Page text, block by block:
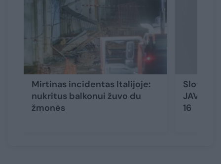
Mirtinas incidentas Italijoje:
nukritus balkonui žuvo du
žmonės
JAV
16